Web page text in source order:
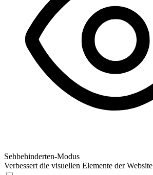
Sehbehinderten-Modus
Verbessert die visuellen Elemente der Website